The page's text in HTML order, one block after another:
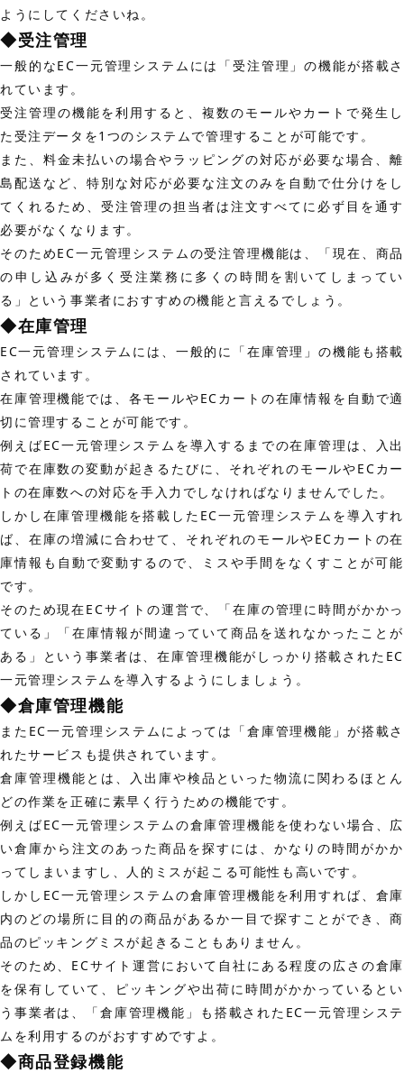
ようにしてくださいね。
◆受注管理
一般的なEC一元管理システムには「受注管理」の機能が搭載さ
れています。
受注管理の機能を利用すると、複数のモールやカートで発生し
た受注データを1つのシステムで管理することが可能です。
また、料金未払いの場合やラッピングの対応が必要な場合、離
島配送など、特別な対応が必要な注文のみを自動で仕分けをし
てくれるため、受注管理の担当者は注文すべてに必ず目を通す
必要がなくなります。
そのためEC一元管理システムの受注管理機能は、「現在、商品
の申し込みが多く受注業務に多くの時間を割いてしまってい
る」という事業者におすすめの機能と言えるでしょう。
◆在庫管理
EC一元管理システムには、一般的に「在庫管理」の機能も搭載
されています。
在庫管理機能では、各モールやECカートの在庫情報を自動で適
切に管理することが可能です。
例えばEC一元管理システムを導入するまでの在庫管理は、入出
荷で在庫数の変動が起きるたびに、それぞれのモールやECカー
トの在庫数への対応を手入力でしなければなりませんでした。
しかし在庫管理機能を搭載したEC一元管理システムを導入すれ
ば、在庫の増減に合わせて、それぞれのモールやECカートの在
庫情報も自動で変動するので、ミスや手間をなくすことが可能
です。
そのため現在ECサイトの運営で、「在庫の管理に時間がかかっ
ている」「在庫情報が間違っていて商品を送れなかったことが
ある」という事業者は、在庫管理機能がしっかり搭載されたEC
一元管理システムを導入するようにしましょう。
◆倉庫管理機能
またEC一元管理システムによっては「倉庫管理機能」が搭載さ
れたサービスも提供されています。
倉庫管理機能とは、入出庫や検品といった物流に関わるほとん
どの作業を正確に素早く行うための機能です。
例えばEC一元管理システムの倉庫管理機能を使わない場合、広
い倉庫から注文のあった商品を探すには、かなりの時間がかか
ってしまいますし、人的ミスが起こる可能性も高いです。
しかしEC一元管理システムの倉庫管理機能を利用すれば、倉庫
内のどの場所に目的の商品があるか一目で探すことができ、商
品のピッキングミスが起きることもありません。
そのため、ECサイト運営において自社にある程度の広さの倉庫
を保有していて、ピッキングや出荷に時間がかかっているとい
う事業者は、「倉庫管理機能」も搭載されたEC一元管理システ
ムを利用するのがおすすめですよ。
◆商品登録機能